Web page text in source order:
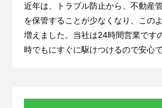
近年は、トラブル防止から、不動産
を保管することが少なくなり、この
増えました。当社は24時間営業です
時でもにすぐに駆けつけるので安心で